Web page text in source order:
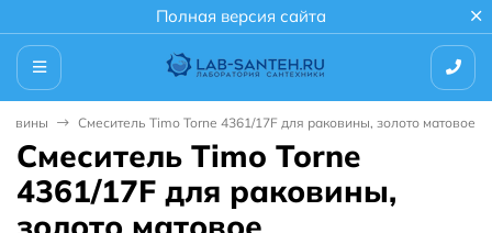
Полная версия сайта
Смеситель Timo Torne 4361/17F для раковины, золото матовое
Смеситель Timo Torne
4361/17F для раковины,